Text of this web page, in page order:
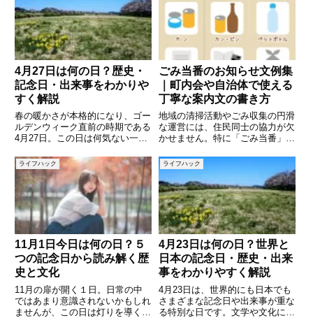
4月27日は何の日？歴史・
記念日・出来事をわかりや
すく解説
春の暖かさが本格的になり、ゴー
ルデンウィーク直前の時期である
4月27日。この日は何気ない一日
まな記念日や歴史的な出来事が重
なっている日でもあります。この
記事では、4月27日に関する「記
念日」「歴史的出来事」「有
ごみ当番のお知らせ文例集
｜町内会や自治体で使える
丁寧な案内文の書き方
地域の清掃活動やごみ収集の円滑
な運営には、住民同士の協力が欠
かせません。特に「ごみ当番」は
ており、その役割を担う方への丁
寧な案内が大切です。この記事で
は、ごみ当番の案内文を作成する
際に使える例文を紹介しながら、
ライフハック
11月1日今日は何の日？５
つの記念日から読み解く歴
史と文化
11月の扉が開く１日。日常の中
ではあまり意識されないかもしれ
ませんが、この日は灯りを導く
ライフハック
4月23日は何の日？世界と
日本の記念日・歴史・出来
事をわかりやすく解説
4月23日は、世界的にも日本でも
さまざまな記念日や出来事が重な
る特別な日です。文学や文化に関